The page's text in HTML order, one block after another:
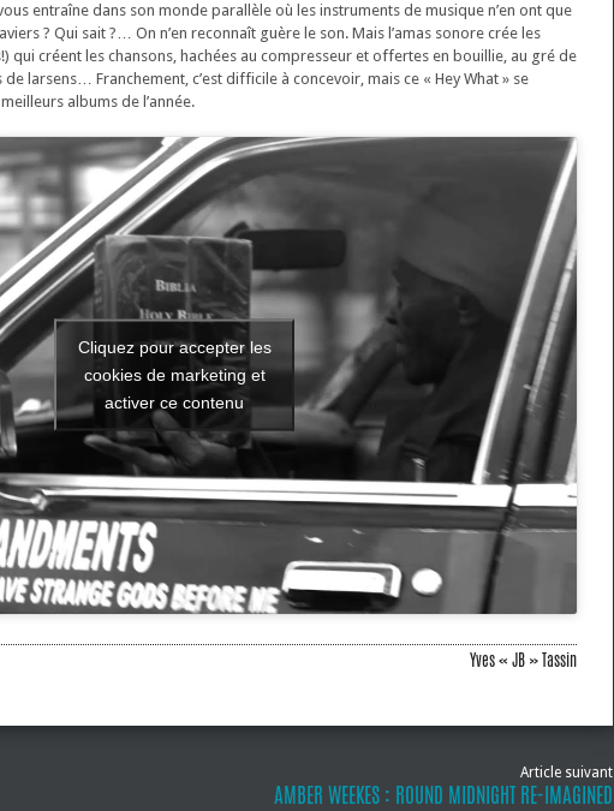
entraîne dans son monde parallèle où les instruments de musique n’en ont que
? Qui sait ?… On n’en reconnaît guère le son. Mais l’amas sonore crée les
qui créent les chansons, hachées au compresseur et offertes en bouillie, au gré de
larsens… Franchement, c’est difficile à concevoir, mais ce « Hey What » se
albums de l’année.
Cliquez pour accepter les
cookies de marketing et
activer ce contenu
Yves « JB » Tassin
Article suivant
AMBER WEEKES : ROUND MIDNIGHT RE-IMAGINED